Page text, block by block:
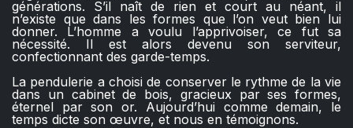
générations. S’il naît de rien et court au néant, il
n’existe que dans les formes que l’on veut bien lui
donner. L’homme a voulu l’apprivoiser, ce fut sa
nécessité. Il est alors devenu son serviteur,
confectionnant des garde-temps.
La pendulerie a choisi de conserver le rythme de la vie
dans un cabinet de bois, gracieux par ses formes,
éternel par son or. Aujourd’hui comme demain, le
temps dicte son œuvre, et nous en témoignons.